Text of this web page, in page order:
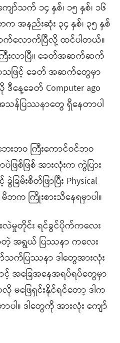
က် ၁၄ နှစ်၊ ၁၅ နှစ်၊ ၁၆
အနည်းဆုံး ၃၄ နှစ်၊ ၃၅ နှစ်
လောက်ပြီလို့ ထင်ပါတယ်။
းလာပြီ။ ခေတ်အဆက်ဆက်
သဖြင့် ခေတ် အဆက်တွေမှာ
နေ့ခေတ် Computer ago
န်ပြဿနာတွေ ရှိနေတာပါ
ဝ ကြီးကောင်ဝင်ဘဝ
စ်ဖြစ် အားလုံးက ကွဲပြား
ခြမ်းစိတ်ဖြာပြီး Physical
ဘက ကြိုးစားသိနေရမှာပါ။
တိုင်း ရင်ခွင်ပိုက်ကလေး
အရွယ် ပြဿနာ ကလေး
က်ပြဿနာ ဒါတွေအားလုံး
င့် အခြေအနေအရပ်ရပ်တွေမှာ
ဖြေရှင်းနိုင်ရင်တော့ ဒါက
ပါ။ ဒါတွေကို အားလုံး ကျော်